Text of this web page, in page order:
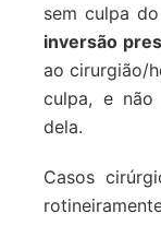
sem culpa
inversão
ao cirurgião/
culpa, e não
dela.
Casos